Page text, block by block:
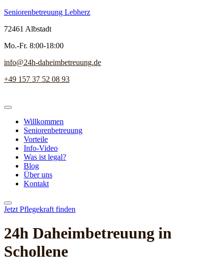
Seniorenbetreuung Lebherz
72461 Albstadt
Mo.-Fr. 8:00-18:00
info@24h-daheimbetreuung.de
+49 157 37 52 08 93
Willkommen
Seniorenbetreuung
Vorteile
Info-Video
Was ist legal?
Blog
Über uns
Kontakt
Jetzt Pflegekraft finden
24h Daheim­betreuung in
Schollene